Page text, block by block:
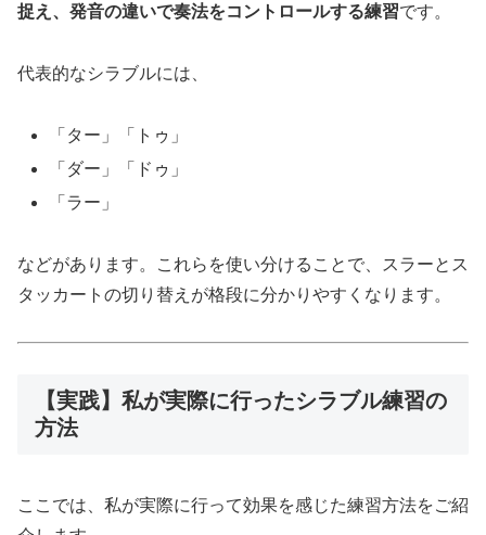
捉え、発音の違いで奏法をコントロールする練習です。
代表的なシラブルには、
「ター」「トゥ」
「ダー」「ドゥ」
「ラー」
などがあります。これらを使い分けることで、スラーとス
タッカートの切り替えが格段に分かりやすくなります。
【実践】私が実際に行ったシラブル練習の
方法
ここでは、私が実際に行って効果を感じた練習方法をご紹